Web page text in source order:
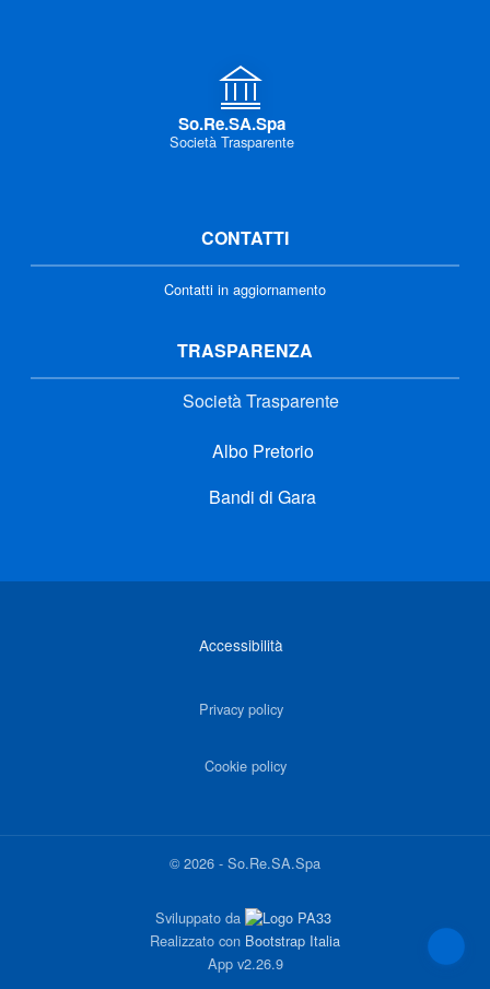
So.Re.SA.Spa
Società Trasparente
CONTATTI
Contatti in aggiornamento
TRASPARENZA
Società Trasparente
Albo Pretorio
Bandi di Gara
Accessibilità
Privacy policy
Cookie policy
©2026 - So.Re.SA.Spa
Sviluppato da
Realizzato con Bootstrap Italia
App v2.26.9